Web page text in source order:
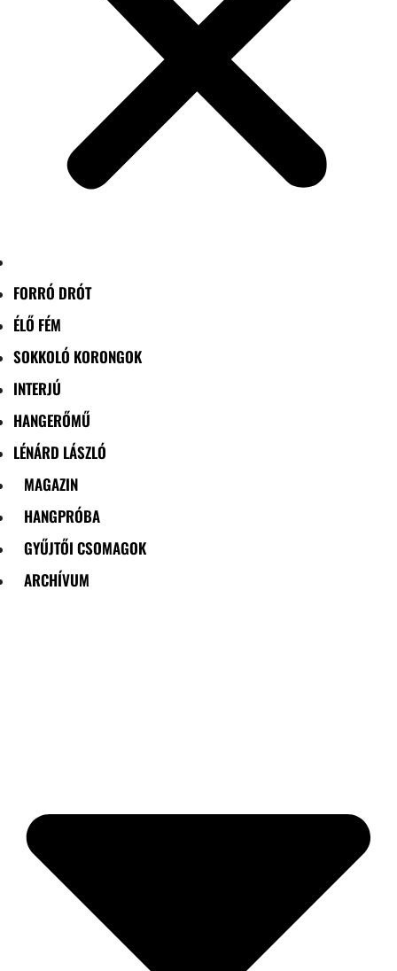
FORRÓ DRÓT
ÉLŐ FÉM
SOKKOLÓ KORONGOK
INTERJÚ
HANGERŐMŰ
LÉNÁRD LÁSZLÓ
MAGAZIN
HANGPRÓBA
GYŰJTŐI CSOMAGOK
ARCHÍVUM